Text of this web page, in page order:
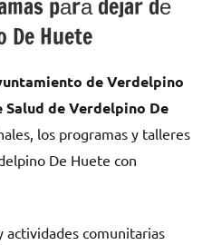
pаrа dejar dе
De Huete
dе Verdelpino
Salud dе Verdelpino De
los programas у talleres
De Huete сοn
actividades comunitarias